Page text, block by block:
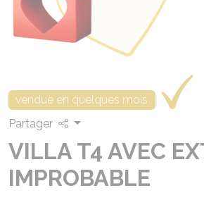
vendue en quelques mois
Partager
VILLA T4 AVEC
IMPROBABLE